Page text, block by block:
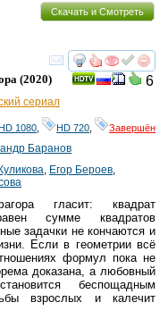
Скачать и Смотреть
смотреть
6
(2020)
сериал
1080 HD 720 Завершён
Баранов
Егор Бероев
гласит: квадрат
сумме квадратов
задачки не кончаются и
Если в геометрии всё
формул пока не
доказана, а любовный
беспощадным
взрослых и калечит